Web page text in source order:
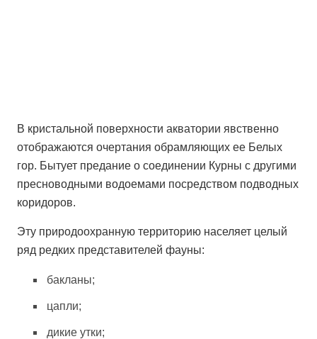
В кристальной поверхности акватории явственно
отображаются очертания обрамляющих ее Белых
гор. Бытует предание о соединении Курны с другими
пресноводными водоемами посредством подводных
коридоров.
Эту природоохранную территорию населяет целый
ряд редких представителей фауны:
бакланы;
цапли;
дикие утки;